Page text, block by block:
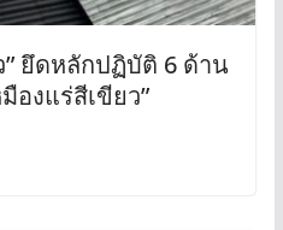
ยึดหลักปฏิบัติ 6 ด้าน
องแร่สีเขียว”